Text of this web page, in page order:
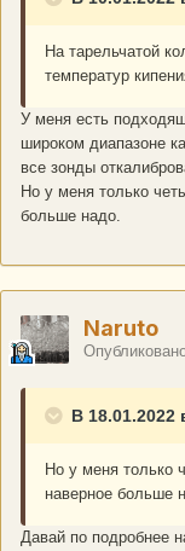
На тарельчатой
температур
У меня есть
широком диапазоне
все зонды
Но у меня только
больше надо.
Naruto
В 18.01.2022
Но у меня только
наверное больше
Давай по подробнее